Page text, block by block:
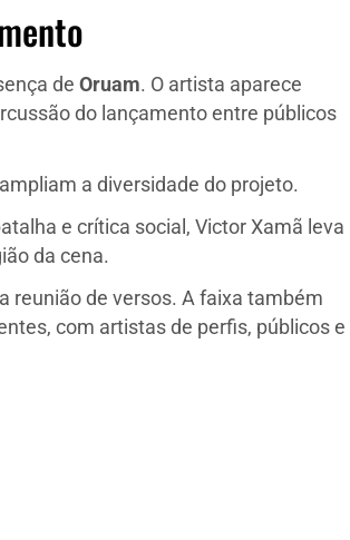
de Oruam. O artista aparece
do lançamento entre públicos
a diversidade do projeto.
e crítica social, Victor Xamã leva
da cena.
reunião de versos. A faixa também
com artistas de perfis, públicos e